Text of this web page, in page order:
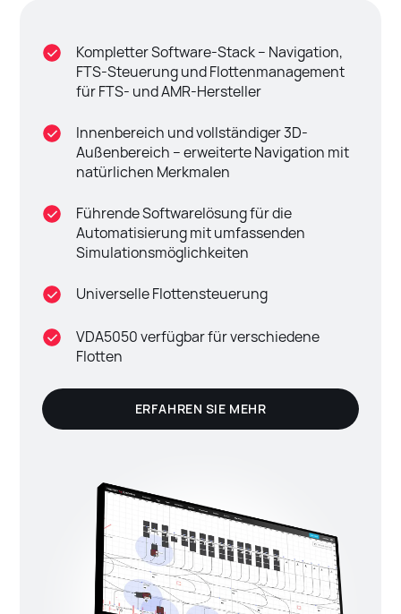
Kompletter Software-Stack – Navigation,
FTS-Steuerung und Flottenmanagement
für FTS- und AMR-Hersteller
Innenbereich und vollständiger 3D-
Außenbereich – erweiterte Navigation mit
natürlichen Merkmalen
Führende Softwarelösung für die
Automatisierung mit umfassenden
Simulationsmöglichkeiten
Universelle Flottensteuerung
VDA5050 verfügbar für verschiedene
Flotten
ERFAHREN SIE MEHR